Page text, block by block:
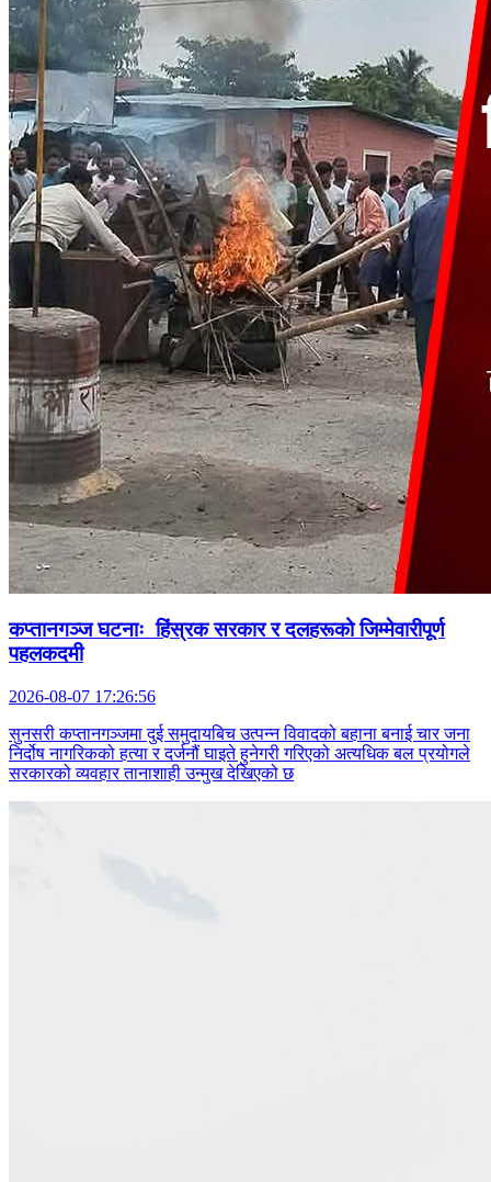
कप्तानगञ्ज घटनाः हिंस्रक सरकार र दलहरूको जिम्मेवारीपूर्ण
पहलकदमी
2026-08-07 17:26:56
सुनसरी कप्तानगञ्जमा दुई समुदायबिच उत्पन्न विवादको बहाना बनाई चार जना
निर्दोष नागरिकको हत्या र दर्जनौं घाइते हुनेगरी गरिएको अत्यधिक बल प्रयोगले
सरकारको व्यवहार तानाशाही उन्मुख देखिएको छ